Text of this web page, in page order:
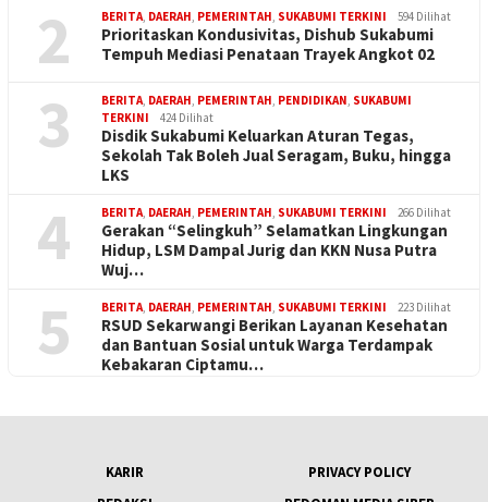
2 BERITA, DAERAH, PEMERINTAH, SUKABUMI TERKINI 594 Dilihat
Prioritaskan Kondusivitas, Dishub Sukabumi
Tempuh Mediasi Penataan Trayek Angkot 02
3 BERITA, DAERAH, PEMERINTAH, PENDIDIKAN, SUKABUMI
TERKINI
424 Dilihat
Disdik Sukabumi Keluarkan Aturan Tegas,
Sekolah Tak Boleh Jual Seragam, Buku, hingga
LKS
4 BERITA, DAERAH, PEMERINTAH, SUKABUMI TERKINI 266 Dilihat
Gerakan “Selingkuh” Selamatkan Lingkungan
Hidup, LSM Dampal Jurig dan KKN Nusa Putra
Wuj…
5 BERITA, DAERAH, PEMERINTAH, SUKABUMI TERKINI 223 Dilihat
RSUD Sekarwangi Berikan Layanan Kesehatan
dan Bantuan Sosial untuk Warga Terdampak
Kebakaran Ciptamu…
KARIR
PRIVACY POLICY